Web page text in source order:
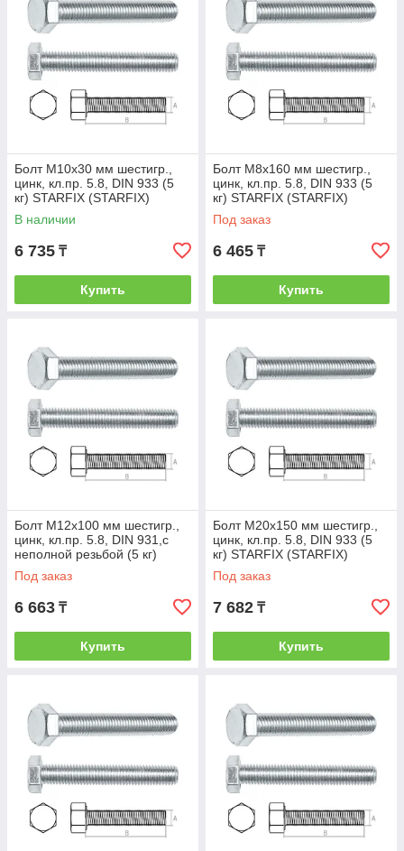
Болт М10х30 мм шестигр.,
цинк, кл.пр. 5.8, DIN 933 (5
кг) STARFIX (STARFIX)
(SMV1-17483-5)
В наличии
6 735 ₸
Купить
Болт М8х160 мм шестигр.,
цинк, кл.пр. 5.8, DIN 933 (5
кг) STARFIX (STARFIX)
(SMV1-15613-5)
Под заказ
6 465 ₸
Купить
Болт М12х100 мм шестигр.,
цинк, кл.пр. 5.8, DIN 931,с
неполной резьбой (5 кг)
STARFIX (неполная резьба)
Под заказ
6 663 ₸
Купить
Болт М20х150 мм шестигр.,
цинк, кл.пр. 5.8, DIN 933 (5
кг) STARFIX (STARFIX)
(SMV1-27603-5)
Под заказ
7 682 ₸
Купить